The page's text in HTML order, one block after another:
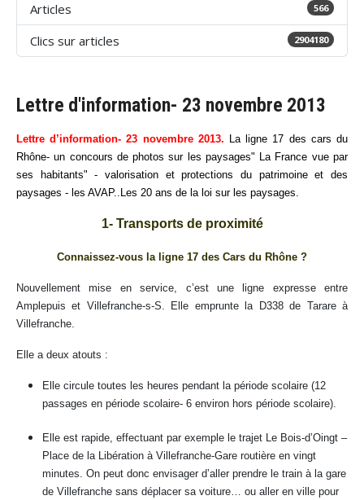
Articles 566
Clics sur articles 2904180
Lettre d'information- 23 novembre 2013
Lettre d’information- 23 novembre 2013. La ligne 17 des cars du
Rhône- un concours de photos sur les paysages" La France vue par
ses habitants" - valorisation et protections du patrimoine et des
paysages - les AVAP..Les 20 ans de la loi sur les paysages.
1- Transports de proximité
Connaissez-vous la ligne 17 des Cars du Rhône ?
Nouvellement mise en service, c’est une ligne expresse entre
Amplepuis et Villefranche-s-S. Elle emprunte la D338 de Tarare à
Villefranche.
Elle a deux atouts :
Elle circule toutes les heures pendant la période scolaire (12
passages en période scolaire- 6 environ hors période scolaire).
Elle est rapide, effectuant par exemple le trajet Le Bois-d’Oingt –
Place de la Libération à Villefranche-Gare routière en vingt
minutes. On peut donc envisager d’aller prendre le train à la gare
de Villefranche sans déplacer sa voiture… ou aller en ville pour